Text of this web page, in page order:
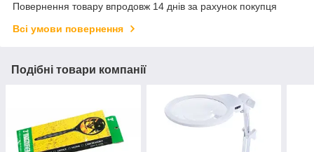
Повернення товару впродовж 14 днів за рахунок покупця
Всі умови повернення
Подібні товари компанії